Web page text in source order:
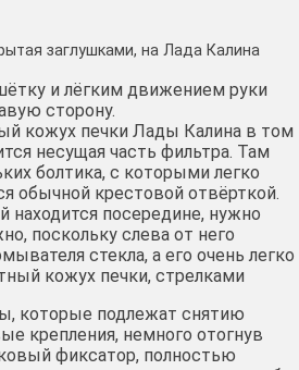
заглушками, на Лада Калина
и лёгким движением руки
сторону.
кожух печки Лады Калина в том
несущая часть фильтра. Там
болтика, с которыми легко
обычной крестовой отвёрткой.
находится посередине, нужно
поскольку слева от него
стекла, а его очень легко
кожух печки, стрелками
которые подлежат снятию
крепления, немного отогнув
фиксатор, полностью